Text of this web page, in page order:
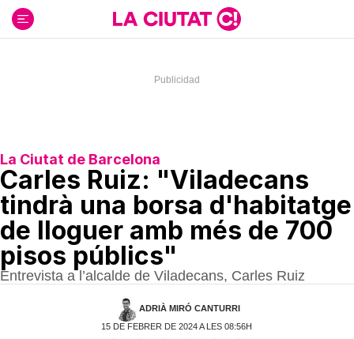
contenido
La Ciutat de Barcelona
Carles Ruiz: "Viladecans
tindrà una borsa d'habitatge
de lloguer amb més de 700
pisos públics"
Entrevista a l’alcalde de Viladecans, Carles Ruiz
ADRIÀ MIRÓ CANTURRI
15 DE FEBRER DE 2024 A LES 08:56H